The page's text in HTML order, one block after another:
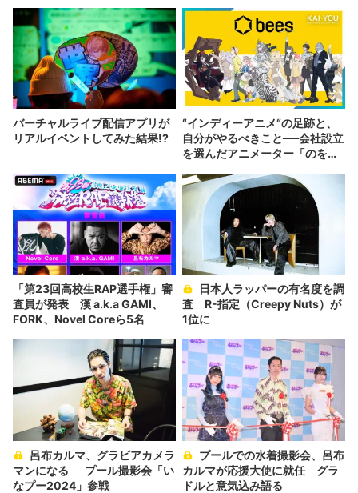
バーチャルライブ配信アプリが
リアルイベントしてみた結果!?
“インディーアニメ“の足跡と、
自分がやるべきこと──会社設立
を選んだアニメーター「のを
「第23回高校生RAP選手権」審
査員が発表 漢 a.k.a GAMI、
FORK、Novel Coreら5名
査 R-指定（Creepy Nuts）が
1位に
マンになる──プール撮影会「い
なプー2024」参戦
カルマが応援大使に就任 グラ
ドルと意気込み語る